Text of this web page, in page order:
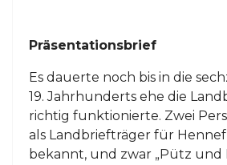
Präsentationsbrief
Es dauerte noch bis in die
19. Jahrhunderts ehe die
richtig funktionierte. Zwei
als Landbriefträger für Hennef
bekannt, und zwar „Pütz und